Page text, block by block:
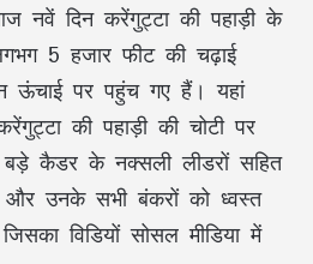
नवें दिन करेंगुट्टा की पहाड़ी के
5 हजार फीट की चढ़ाई
ऊंचाई पर पहुंच गए हैं। यहां
की पहाड़ी की चोटी पर
बड़े कैडर के नक्सली लीडरों सहित
और उनके सभी बंकरों को ध्वस्त
विडियों सोसल मीडिया में